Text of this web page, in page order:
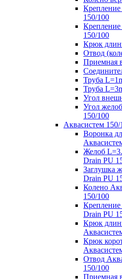
Крепление
150/100
150/100
Крюк
Отвод
Приемная
Труба
Труба
Угол
Угол
150/100
Аквасистем 150/
Воронка
Желоб
Drain PU
Заглушка
Drain PU
Колено
150/100
Drain PU
Крюк
Крюк
Отвод
150/100
Приемная